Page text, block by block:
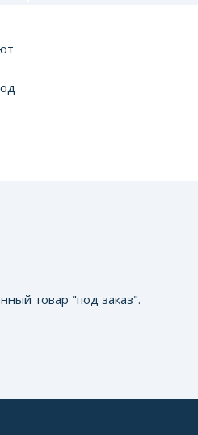
товар "под заказ".